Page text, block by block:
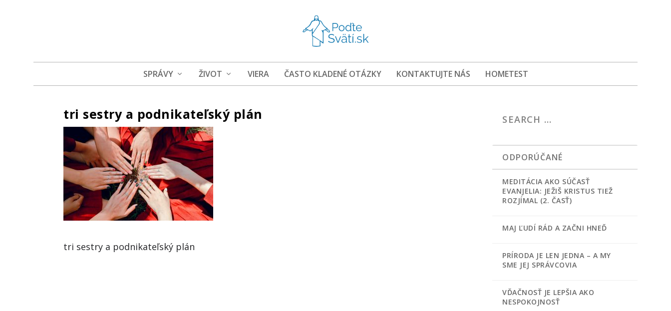
SPRÁVY ŽIVOT VIERA ČASTO KLADENÉ OTÁZKY KONTAKTUJTE NÁS HOMETEST
tri sestry a podnikateľský plán
tri sestry a podnikateľský plán
ODPORÚČANÉ
MEDITÁCIA AKO SÚČASŤ
EVANJELIA: JEŽIŠ KRISTUS TIEŽ
ROZJÍMAL (2. ČASŤ)
MAJ ĽUDÍ RÁD A ZAČNI HNEĎ
PRÍRODA JE LEN JEDNA – A MY
SME JEJ SPRÁVCOVIA
VĎAČNOSŤ JE LEPŠIA AKO
NESPOKOJNOSŤ